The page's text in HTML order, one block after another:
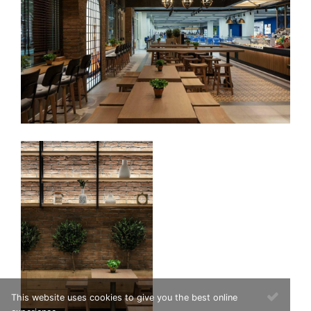
This website uses cookies to give you the best online